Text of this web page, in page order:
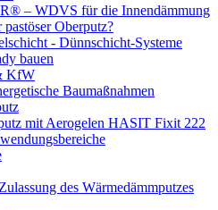
– WDVS für die Innendämmung
Oberputz?
- Dünnschicht-Systeme
bauen
KfW
Baumaßnahmen
mit Aerogelen HASIT Fixit 222
des Wärmedämmputzes